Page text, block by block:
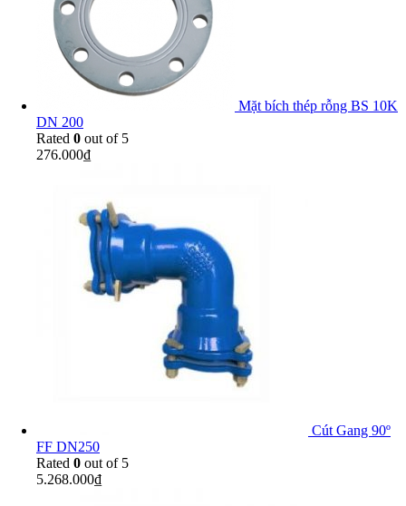
Mặt bích thép rỗng BS 10K
DN 200
Rated 0 out of 5
276.000₫
Cút Gang 90º
FF DN250
Rated 0 out of 5
5.268.000₫